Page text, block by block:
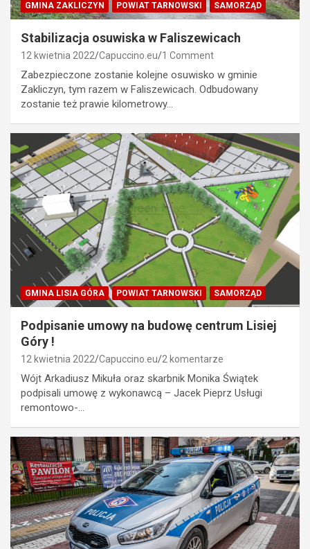
GMINA ZAKLICZYN POWIAT TARNOWSKI SAMORZĄD
Stabilizacja osuwiska w Faliszewicach
12 kwietnia 2022 Capuccino.eu 1 Comment
Zabezpieczone zostanie kolejne osuwisko w gminie
Zakliczyn, tym razem w Faliszewicach. Odbudowany
zostanie też prawie kilometrowy…
GMINA LISIA GÓRA POWIAT TARNOWSKI SAMORZĄD
Podpisanie umowy na budowę centrum Lisiej
Góry !
12 kwietnia 2022 Capuccino.eu 2 komentarze
Wójt Arkadiusz Mikuła oraz skarbnik Monika Świątek
podpisali umowę z wykonawcą – Jacek Pieprz Usługi
remontowo-…